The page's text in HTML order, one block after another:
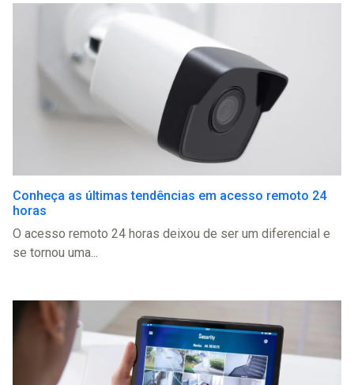
Conheça as últimas tendências em acesso remoto 24
horas
O acesso remoto 24 horas deixou de ser um diferencial e
se tornou uma...